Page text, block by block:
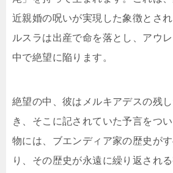
近親婚の呪いが実現した象徴とさ
ルスラは出産で命を落とし、アウ
中で絶望に陥ります。
絶望の中、彼はメルキアデスの残
き、そこに記されていた予言をつ
物には、ブエンディア家の歴史が
り、その歴史が永遠に繰り返され